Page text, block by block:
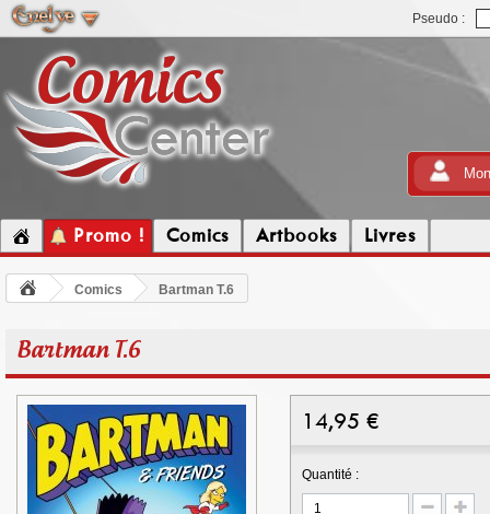
Pseudo :
Promo ! Comics Artbooks Livres
Comics Bartman T.6
Bartman T.6
14,95 €
Quantité :